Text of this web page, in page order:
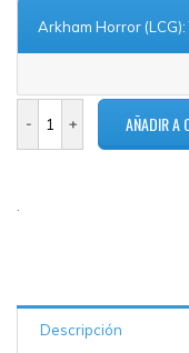
Arkham Horror
Descripción